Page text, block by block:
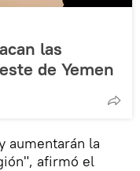
las
de Yemen
aumentarán la
afirmó el